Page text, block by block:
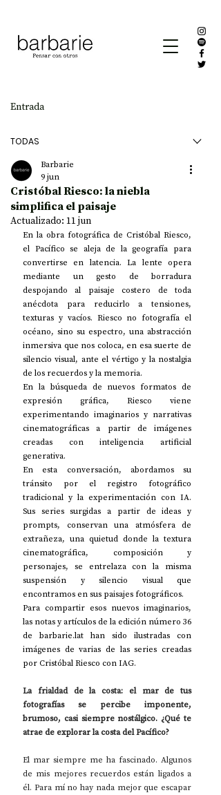
Entrada
TODAS
Cristóbal Riesco: la niebla
simplifica el paisaje
Barbarie
9 jun
Actualizado: 11 jun
En la obra fotográfica de Cristóbal Riesco,
el Pacífico se aleja de la geografía para
convertirse en latencia. La lente opera
mediante un gesto de borradura
despojando al paisaje costero de toda
anécdota para reducirlo a tensiones,
texturas y vacíos. Riesco no fotografía el
océano, sino su espectro, una abstracción
inmersiva que nos coloca, en esa suerte de
silencio visual, ante el vértigo y la nostalgia
de los recuerdos y la memoria.
En la búsqueda de nuevos formatos de
expresión gráfica, Riesco viene
experimentando imaginarios y narrativas
cinematográficas a partir de imágenes
creadas con inteligencia artificial
generativa.
En esta conversación, abordamos su
tránsito por el registro fotográfico
tradicional y la experimentación con IA.
Sus series surgidas a partir de ideas y
prompts, conservan una atmósfera de
extrañeza, una quietud donde la textura
cinematográfica, composición y
personajes, se entrelaza con la misma
suspensión y silencio visual que
encontramos en sus paisajes fotográficos.
Para compartir esos nuevos imaginarios,
las notas y artículos de la edición número 36
de barbarie.lat han sido ilustradas con
imágenes de varias de las series creadas
por Cristóbal Riesco con IAG.
La frialdad de la costa: el mar de tus
fotografías se percibe imponente,
brumoso, casi siempre nostálgico. ¿Qué te
atrae de explorar la costa del Pacífico?
El mar siempre me ha fascinado. Algunos
de mis mejores recuerdos están ligados a
él. Para mí no hay nada mejor que escapar